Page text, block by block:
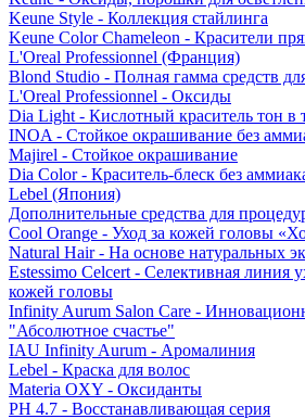
Keune Style - Коллекция стайлинга
Keune Color Chameleon - Красители
L'Oreal Professionnel (Франция)
Blond Studio - Полная гамма средств
L'Oreal Professionnel - Оксиды
Dia Light - Кислотный краситель тон в
INOA - Стойкое окрашивание без
Majirel - Стойкое окрашивание
Dia Color - Краситель-блеск без
Lebel (Япония)
Дополнительные средства для
Cool Orange - Уход за кожей головы
Natural Hair - На основе натуральных
Estessimo Celcert - Селективная линия
кожей головы
Infinity Aurum Salon Care -
"Абсолютное счастье"
IAU Infinity Aurum - Аромалиния
Lebel - Краска для волос
Materia OXY - Оксиданты
PH 4.7 - Восстанавливающая серия